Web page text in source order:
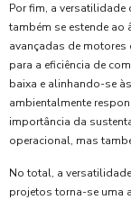
Por fim, a
também se estende
avançadas de
para a eficiência de
baixa e alinhando-se
ambientalmente
importância da
operacional, mas
No total, a
projetos torna-se uma